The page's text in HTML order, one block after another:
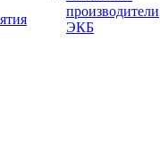
производители
ЭКБ